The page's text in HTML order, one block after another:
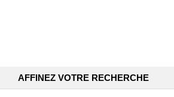
AFFINEZ VOTRE RECHERCHE